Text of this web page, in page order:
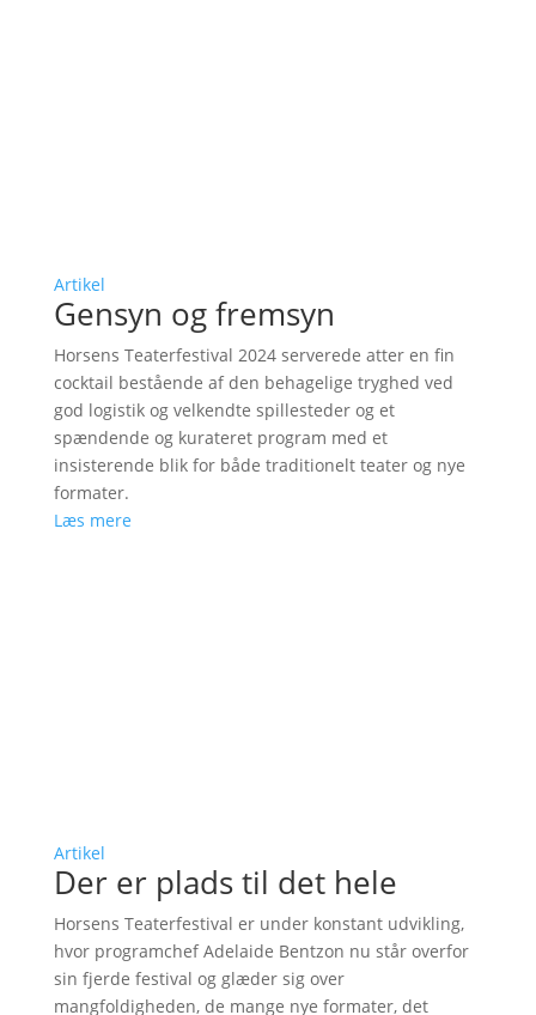
Artikel
Gensyn og fremsyn
Horsens Teaterfestival 2024 serverede atter en fin
cocktail bestående af den behagelige tryghed ved
god logistik og velkendte spillesteder og et
spændende og kurateret program med et
insisterende blik for både traditionelt teater og nye
formater.
Læs mere
Artikel
Der er plads til det hele
Horsens Teaterfestival er under konstant udvikling,
hvor programchef Adelaide Bentzon nu står overfor
sin fjerde festival og glæder sig over
mangfoldigheden, de mange nye formater, det